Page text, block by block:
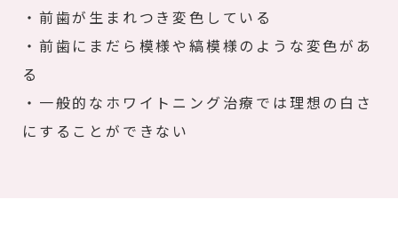
・前歯が生まれつき変色している
・前歯にまだら模様や縞模様のような変色があ
る
・一般的なホワイトニング治療では理想の白さ
にすることができない